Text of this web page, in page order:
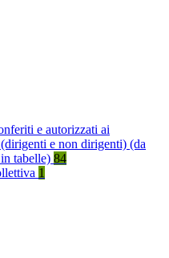
e autorizzati ai
e non dirigenti) (da
tabelle) 84
1